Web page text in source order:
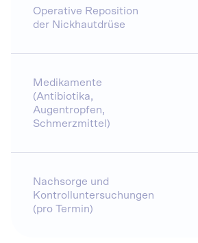
Operative Reposition
der Nickhautdrüse
Medikamente
(Antibiotika,
Augentropfen,
Schmerzmittel)
Nachsorge und
Kontrolluntersuchungen
(pro Termin)